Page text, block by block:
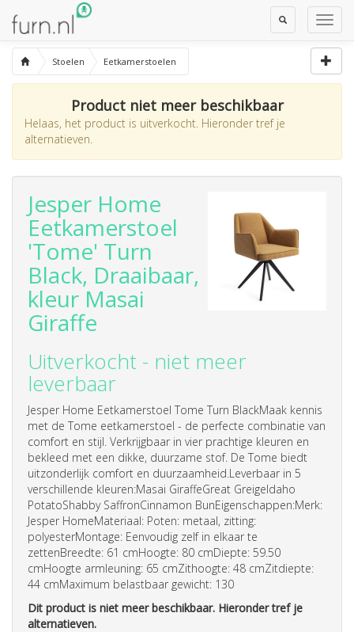
Toggle
Search
Stoelen Eetkamerstoelen
Product niet meer beschikbaar
Helaas, het product is uitverkocht. Hieronder tref je
alternatieven.
Jesper Home
Eetkamerstoel
'Tome' Turn
Black, Draaibaar,
kleur Masai
Giraffe
Uitverkocht - niet meer
leverbaar
Jesper Home Eetkamerstoel Tome Turn BlackMaak kennis
met de Tome eetkamerstoel - de perfecte combinatie van
comfort en stijl. Verkrijgbaar in vier prachtige kleuren en
bekleed met een dikke, duurzame stof. De Tome biedt
uitzonderlijk comfort en duurzaamheid.Leverbaar in 5
verschillende kleuren:Masai GiraffeGreat GreigeIdaho
PotatoShabby SaffronCinnamon BunEigenschappen:Merk:
Jesper HomeMateriaal: Poten: metaal, zitting:
polyesterMontage: Eenvoudig zelf in elkaar te
zettenBreedte: 61 cmHoogte: 80 cmDiepte: 59.50
cmHoogte armleuning: 65 cmZithoogte: 48 cmZitdiepte:
44 cmMaximum belastbaar gewicht: 130
Dit product is niet meer beschikbaar. Hieronder tref je
alternatieven.